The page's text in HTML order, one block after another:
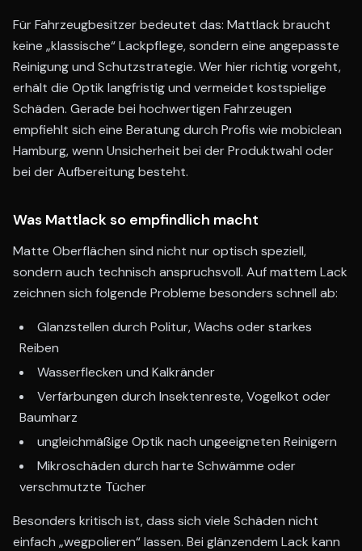
Für Fahrzeugbesitzer bedeutet das: Mattlack braucht
keine „klassische“ Lackpflege, sondern eine angepasste
Reinigung und Schutzstrategie. Wer hier richtig vorgeht,
erhält die Optik langfristig und vermeidet kostspielige
Schäden. Gerade bei hochwertigen Fahrzeugen
empfiehlt sich eine Beratung durch Profis wie mobiclean
Hamburg, wenn Unsicherheit bei der Produktwahl oder
bei der Aufbereitung besteht.
Was Mattlack so empfindlich macht
Matte Oberflächen sind nicht nur optisch speziell,
sondern auch technisch anspruchsvoll. Auf mattem Lack
zeichnen sich folgende Probleme besonders schnell ab:
Glanzstellen durch Politur, Wachs oder starkes
Reiben
Wasserflecken und Kalkränder
Verfärbungen durch Insektenreste, Vogelkot oder
Baumharz
ungleichmäßige Optik nach ungeeigneten Reinigern
Mikroschäden durch harte Schwämme oder
verschmutzte Tücher
Besonders kritisch ist, dass sich viele Schäden nicht
einfach „wegpolieren“ lassen. Bei glänzendem Lack kann